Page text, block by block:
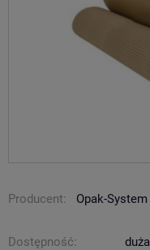
Producent: Opak-System
Dostępność: